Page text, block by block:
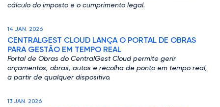
cálculo do imposto e o cumprimento legal.
14 JAN. 2026
CENTRALGEST CLOUD LANÇA O PORTAL DE OBRAS
PARA GESTÃO EM TEMPO REAL
Portal de Obras do CentralGest Cloud permite gerir
orçamentos, obras, autos e recolha de ponto em tempo real,
a partir de qualquer dispositivo.
13 JAN. 2026